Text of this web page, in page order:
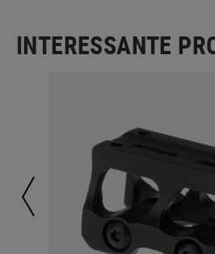
INTERESSANTE